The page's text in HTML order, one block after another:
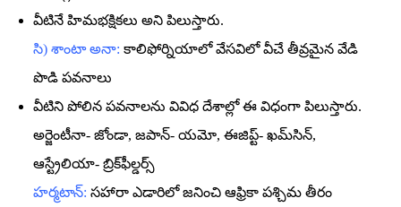
వీటినే హిమభక్షికలు అని పిలుస్తారు.
సి) శాంటా అనా: కాలిఫోర్నియాలో వేసవిలో వీచే తీవ్రమైన వేడి
పొడి పవనాలు
వీటిని పోలిన పవనాలను వివిధ దేశాల్లో ఈ విధంగా పిలుస్తారు.
అర్జెంటీనా- జోండా, జపాన్‌- యమో, ఈజిప్ట్‌- ఖమ్‌సిన్‌,
ఆస్ట్రేలియా- బ్రిక్‌ఫీల్డర్స్‌
హర్మటాన్‌: సహారా ఎడారిలో జనించి ఆఫ్రికా పశ్చిమ తీరం